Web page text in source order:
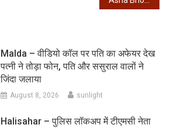
Malda – वीडियो कॉल पर पति का अफेयर देख
पत्नी ने तोड़ा फोन, पति और ससुराल वालों ने
जिंदा जलाया
August 8, 2026 sunlight
Halisahar – पुलिस लॉकअप में टीएमसी नेता